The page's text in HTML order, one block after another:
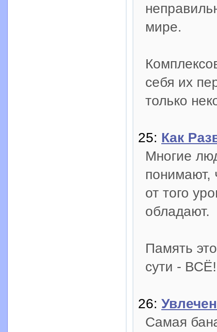
мире.
себя их
только
25: Как
Многие
понимают,
от того
обладают.
Память
сути - ВСЁ!
26:
Самая